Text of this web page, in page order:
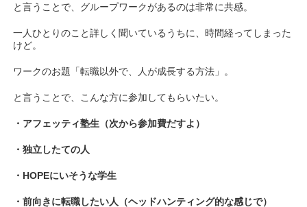
と言うことで、グループワークがあるのは非常に共感。
一人ひとりのこと詳しく聞いているうちに、時間経ってしまった
けど。
ワークのお題「転職以外で、人が成長する方法」。
と言うことで、こんな方に参加してもらいたい。
・アフェッティ塾生（次から参加費だすよ）
・独立したての人
・HOPEにいそうな学生
・前向きに転職したい人（ヘッドハンティング的な感じで）